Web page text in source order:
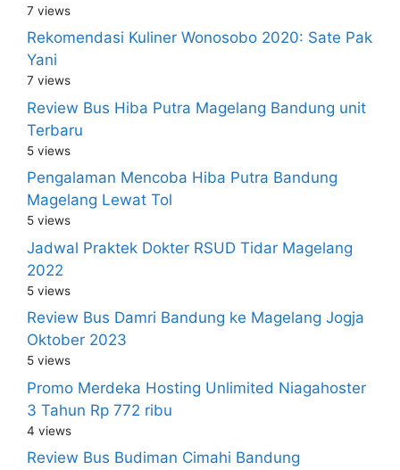
7 views
Rekomendasi Kuliner Wonosobo 2020: Sate Pak
Yani
7 views
Review Bus Hiba Putra Magelang Bandung unit
Terbaru
5 views
Pengalaman Mencoba Hiba Putra Bandung
Magelang Lewat Tol
5 views
Jadwal Praktek Dokter RSUD Tidar Magelang
2022
5 views
Review Bus Damri Bandung ke Magelang Jogja
Oktober 2023
5 views
Promo Merdeka Hosting Unlimited Niagahoster
3 Tahun Rp 772 ribu
4 views
Review Bus Budiman Cimahi Bandung